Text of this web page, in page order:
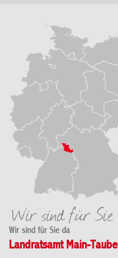
Wir sind für Sie da
Landratsamt Main-